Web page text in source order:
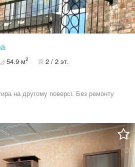
54.9 м2 2 / 2 эт.
на другому поверсі. Без ремонту